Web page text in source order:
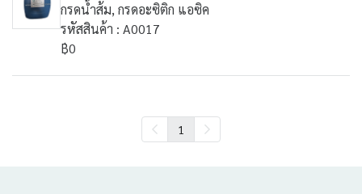
กรดน้ำส้ม, กรดอะซิติก แอซิค
รหัสสินค้า : A0017
฿0
1